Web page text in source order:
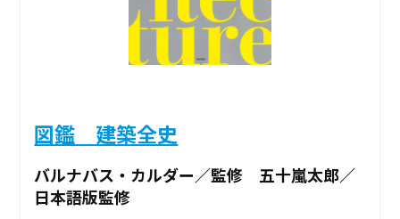
図鑑 建築全史
バルナバス・カルダー／監修 五十嵐太郎／
日本語版監修